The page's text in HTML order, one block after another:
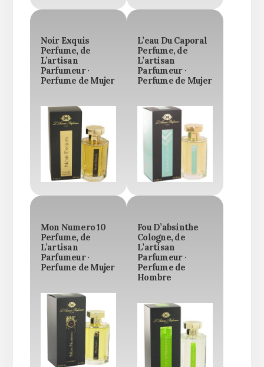
Noir Exquis
Perfume, de
L’artisan
Parfumeur ·
Perfume de Mujer
L’eau Du Caporal
Perfume, de
L’artisan
Parfumeur ·
Perfume de Mujer
Mon Numero 10
Perfume, de
L’artisan
Parfumeur ·
Perfume de Mujer
Fou D’absinthe
Cologne, de
L’artisan
Parfumeur ·
Perfume de
Hombre